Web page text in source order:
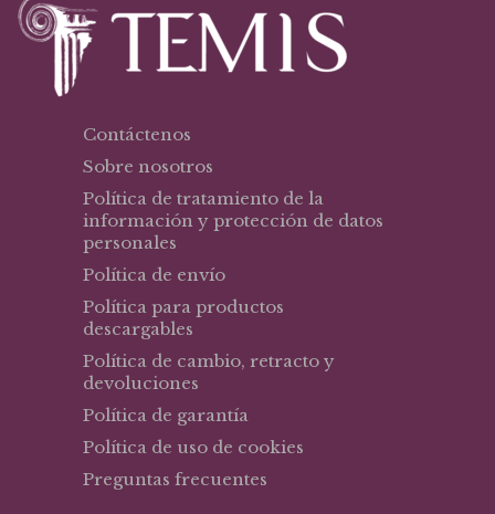
Contáctenos
Sobre nosotros
Política de tratamiento de la
información y protección de datos
personales
Política de envío
Política para productos
descargables
Política de cambio, retracto y
devoluciones
Política de garantía
Política de uso de cookies
Preguntas frecuentes